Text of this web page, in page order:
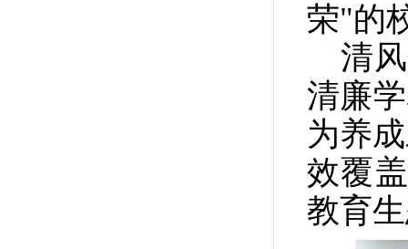
荣"的
清
清廉
为养
效覆
教育